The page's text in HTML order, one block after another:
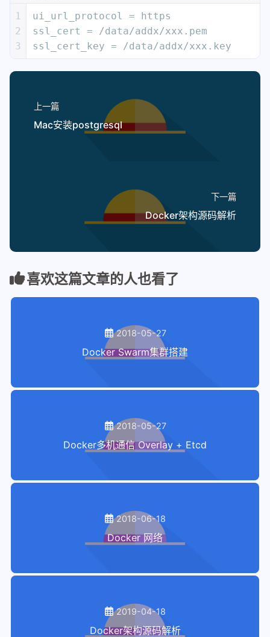
1
2
3
ui_url_protocol = https
ssl_cert = /data/addx/xxx.pem
ssl_cert_key = /data/addx/xxx.key
上一篇
Mac安装postgresql
下一篇
Docker架构源码解析
喜欢这篇文章的人也看了
2018-05-27
Docker Swarm集群搭建
2018-05-27
Docker多机通信 Overlay + Etcd
2018-06-18
Docker 网络
2019-04-18
Docker架构源码解析